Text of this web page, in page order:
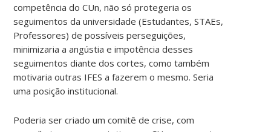
competência do CUn, não só protegeria os
seguimentos da universidade (Estudantes, STAEs,
Professores) de possíveis perseguições,
minimizaria a angústia e impotência desses
seguimentos diante dos cortes, como também
motivaria outras IFES a fazerem o mesmo. Seria
uma posição institucional.
Poderia ser criado um comitê de crise, com